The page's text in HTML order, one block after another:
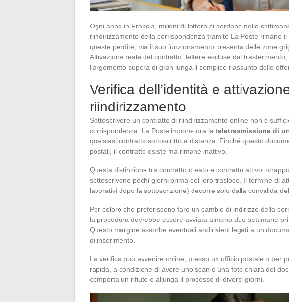
Ogni anno in Francia, milioni di lettere si perdono nelle
riindirizzamento della corrispondenza tramite La Poste rimane
queste perdite, ma il suo funzionamento presenta delle zone
Attivazione reale del contratto, lettere escluse dal
l’argomento supera di gran lunga il semplice riassunto delle
Verifica dell’identità e
riindirizzamento
Sottoscrivere un contratto di riindirizzamento online non è
corrispondenza. La Poste impone ora la teletrasmissione di
qualsiasi contratto sottoscritto a distanza. Finché questo
postali, il contratto esiste ma rimane inattivo.
Questa distinzione tra contratto creato e contratto attivo
sottoscrivono pochi giorni prima del loro trasloco. Il termine di
lavorativi dopo la sottoscrizione) decorre solo dalla convalida
Per coloro che preferiscono fare un cambio di indirizzo della
la procedura dovrebbe essere avviata almeno due settimane
Questo margine assorbe eventuali andirivieni legati a un
di inserimento.
La verifica può avvenire online, presso un ufficio postale o per
rapida, a condizione di avere uno scan o una foto chiara del
comporta un rifiuto e allunga il processo di diversi giorni.